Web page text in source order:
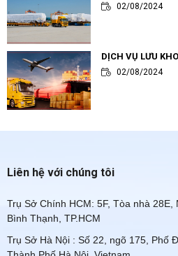
02/08/2024
DỊCH VỤ LƯU KHO
02/08/2024
Liên hệ với chúng tôi
Trụ Sở Chính HCM: 5F, Tòa nhà 28E,
Bình Thạnh, TP.HCM
Trụ Sở Hà Nội : Số 22, ngõ 175, Phố